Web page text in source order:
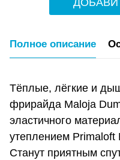
Полное описание
Тёплые, лёгкие и
фрирайда Maloja
эластичного
утеплением Primaloft
Станут приятным